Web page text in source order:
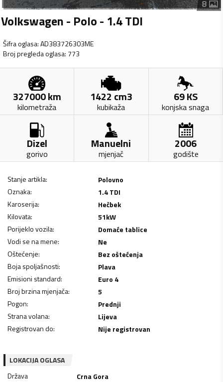
8
Volkswagen - Polo - 1.4 TDI
Šifra oglasa:AD383726303ME
Broj pregleda oglasa: 773
327000km
kilometraža
1422 cm3
kubikaža
69KS
konjska snaga
Dizel
gorivo
Manuelni
mjenjač
2006
godište
Stanje artikla:
Polovno
Oznaka:
1.4 TDI
Karoserija:
Hečbek
Kilovata: 51kW
Porijeklo vozila:
Domaće tablice
Vodi se na mene:
Ne
Oštećenje:
Bez oštećenja
Boja spoljašnosti:
Plava
Emisioni standard:
Euro 4
Broj brzina mjenjača:
5
Pogon:
Prednji
Strana volana:
Lijeva
Registrovan do: Nije registrovan
LOKACIJA OGLASA
Država
Crna Gora